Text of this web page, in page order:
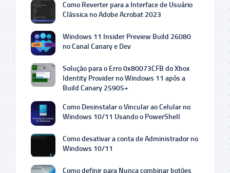
Como Reverter para a Interface de Usuário
Clássica no Adobe Acrobat 2023
Windows 11 Insider Preview Build 26080
no Canal Canary e Dev
Solução para o Erro 0x80073CFB do Xbox
Identity Provider no Windows 11 após a
Build Canary 25905+
Como Desinstalar o Vincular ao Celular no
Windows 10/11 Usando o PowerShell
Como desativar a conta de Administrador no
Windows 10/11
Como definir para Nunca combinar botões